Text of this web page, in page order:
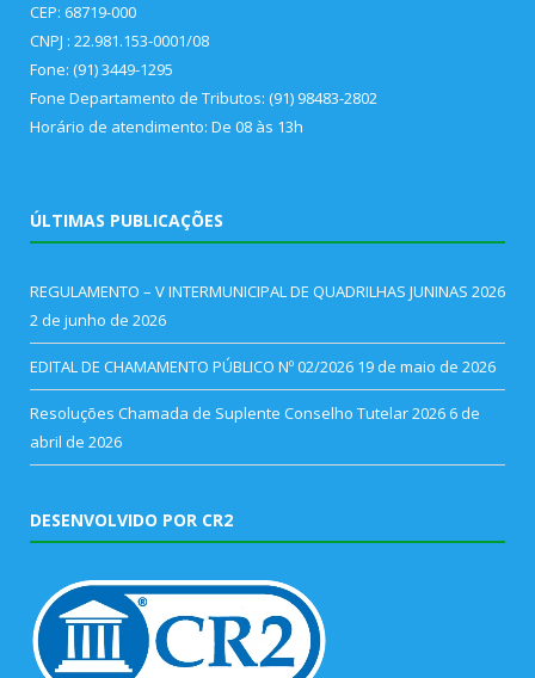
CEP: 68719-000
CNPJ : 22.981.153-0001/08
Fone: (91) 3449-1295
Fone Departamento de Tributos: (91) 98483-2802
Horário de atendimento: De 08 às 13h
ÚLTIMAS PUBLICAÇÕES
REGULAMENTO – V INTERMUNICIPAL DE QUADRILHAS JUNINAS 2026
2 de junho de 2026
EDITAL DE CHAMAMENTO PÚBLICO Nº 02/2026 19 de maio de 2026
Resoluções Chamada de Suplente Conselho Tutelar 2026 6 de
abril de 2026
DESENVOLVIDO POR CR2